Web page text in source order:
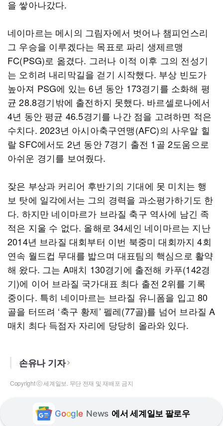
을 쌓아나갔다.
네이마르는 메시의 그림자에서 벗어나 챔피언스리
그 우승을 이루겠다는 목표로 파리 생제르맹
FC(PSG)로 옮겼다. 그러나 이적 이후 그의 전성기
는 오히려 내리막길을 걷기 시작했다. 부상 빈도가
높아져 PSG에 있는 6년 동안 173경기를 소화해 평
균 28.8경기밖에 출전하지 못했다. 바르셀로나에서
4년 동안 평균 46.5경기를 나간 점을 고려하면 적은
수치다. 2023년 아시아축구연맹(AFC)의 사우알 힐
랄 SFC에서도 2년 동안 7경기 출전 1골 2도움으로
아쉬운 경기를 보여줬다.
잦은 부상과 커리어 후반기의 기대에 못 미치는 행
보 탓에 일각에서는 그의 경력을 과소평가하기도 한
다. 하지만 네이마르가 브라질 축구 역사에 남긴 족
적은 지울 수 없다. 올해로 34세인 네이마르는 지난
2014년 브라질 대회부터 이번 북중미 대회까지 4회
연속 월드컵 무대를 밟으며 대표팀의 핵심으로 활약
해 왔다. 그는 A매치 130경기에 출전해 카푸(142경
기)에 이어 브라질 국가대표 최다 출전 2위를 기록
중이다. 특히 네이마르는 브라질 유니폼을 입고 80
골을 터뜨려 ‘축구 황제’ 펠레(77골)를 넘어 브라질 A
매치 최다 득점자 자리에 당당히 올라와 있다.
손유나 기자
Copyright ⓒ 세계일보. 무단 전재 및 재배포 금지
Google News 에서 세계일보 팔로우